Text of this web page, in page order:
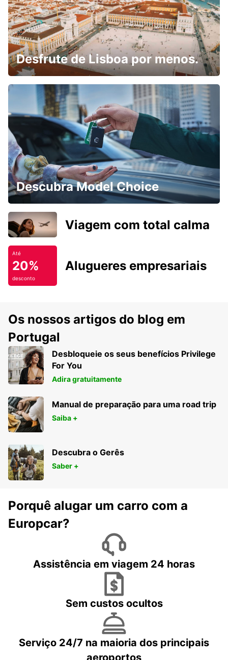
Desfrute de Lisboa por menos.
Descubra Model Choice
Viagem com total calma
Até
20%
desconto
Alugueres empresariais
Os nossos artigos do blog em
Portugal
Desbloqueie os seus benefícios Privilege
For You
Adira gratuitamente
Manual de preparação para uma road trip
Saiba +
Descubra o Gerês
Saber +
Porquê alugar um carro com a
Europcar?
Assistência em viagem 24 horas
Sem custos ocultos
Serviço 24/7 na maioria dos principais